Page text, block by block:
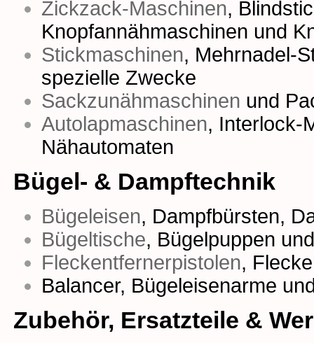
Zickzack-Maschinen,
Knopfannähmaschinen und
Stickmaschinen, Mehrnadel-
spezielle Zwecke
Sackzunähmaschinen und
Autolapmaschinen, Interlock-
Nähautomaten
Bügel- & Dampftechnik
Bügeleisen, Dampfbürsten,
Bügeltische, Bügelpuppen
Fleckentfernerpistolen,
Balancer, Bügeleisenarme
Zubehör, Ersatzteile &